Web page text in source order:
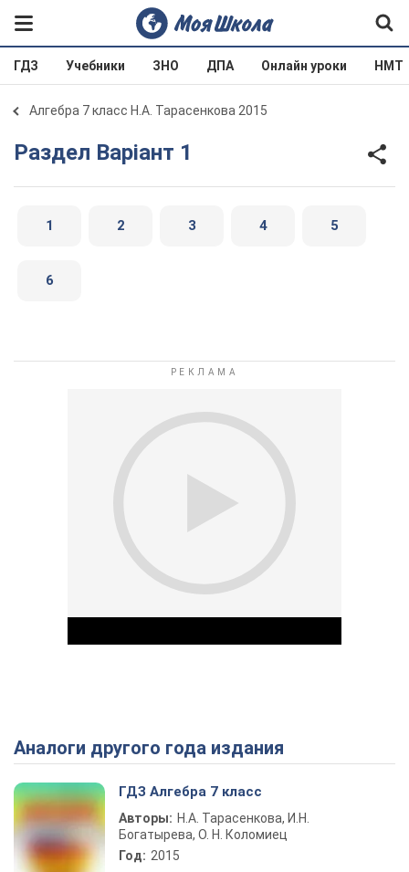
ГДЗ Учебники ЗНО ДПА Онлайн уроки НМТ
Алгебра 7 класс Н.А. Тарасенкова 2015
Раздел Варіант 1
1 2 3 4 5
6
Play Video
Аналоги другого года издания
ГДЗ Алгебра 7 класс
Авторы: Н.А. Тарасенкова, И.Н.
Богатырева, О. Н. Коломиец
Год: 2015